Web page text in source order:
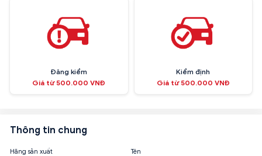
Đăng kiểm
Giá từ 500.000 VNĐ
Kiểm định
Giá từ 500.000 VNĐ
Thông tin chung
Hãng sản xuất Tên